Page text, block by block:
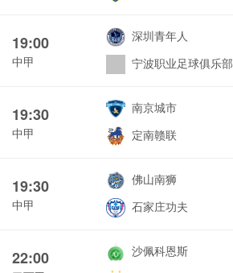
19:00
中甲
深圳青年人
宁波职业足球俱乐部
19:30
中甲
南京城市
定南赣联
19:30
中甲
佛山南狮
石家庄功夫
22:00
沙佩科恩斯